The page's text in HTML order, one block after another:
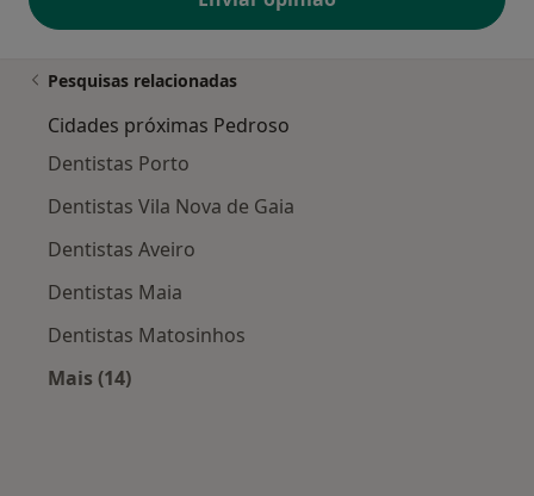
Pesquisas relacionadas
Cidades próximas Pedroso
Dentistas Porto
Dentistas Vila Nova de Gaia
Dentistas Aveiro
Dentistas Maia
Dentistas Matosinhos
Mais (14)